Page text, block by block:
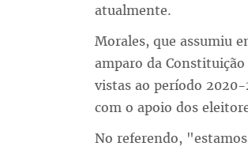
atualmente.
Morales, que assumiu
amparo da
vistas ao período
com o apoio dos
No referendo,